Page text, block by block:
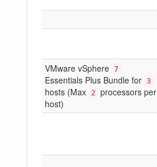
VMware vSphere 7
Essentials Plus Bundle for 3
hosts (Max 2 processors per
host)